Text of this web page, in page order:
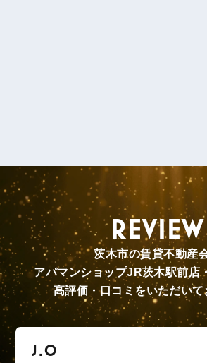
REVIEW
茨木市の賃貸不動産
アパマンショップJR茨木駅前店
高評価・口コミをいただいて
J.O